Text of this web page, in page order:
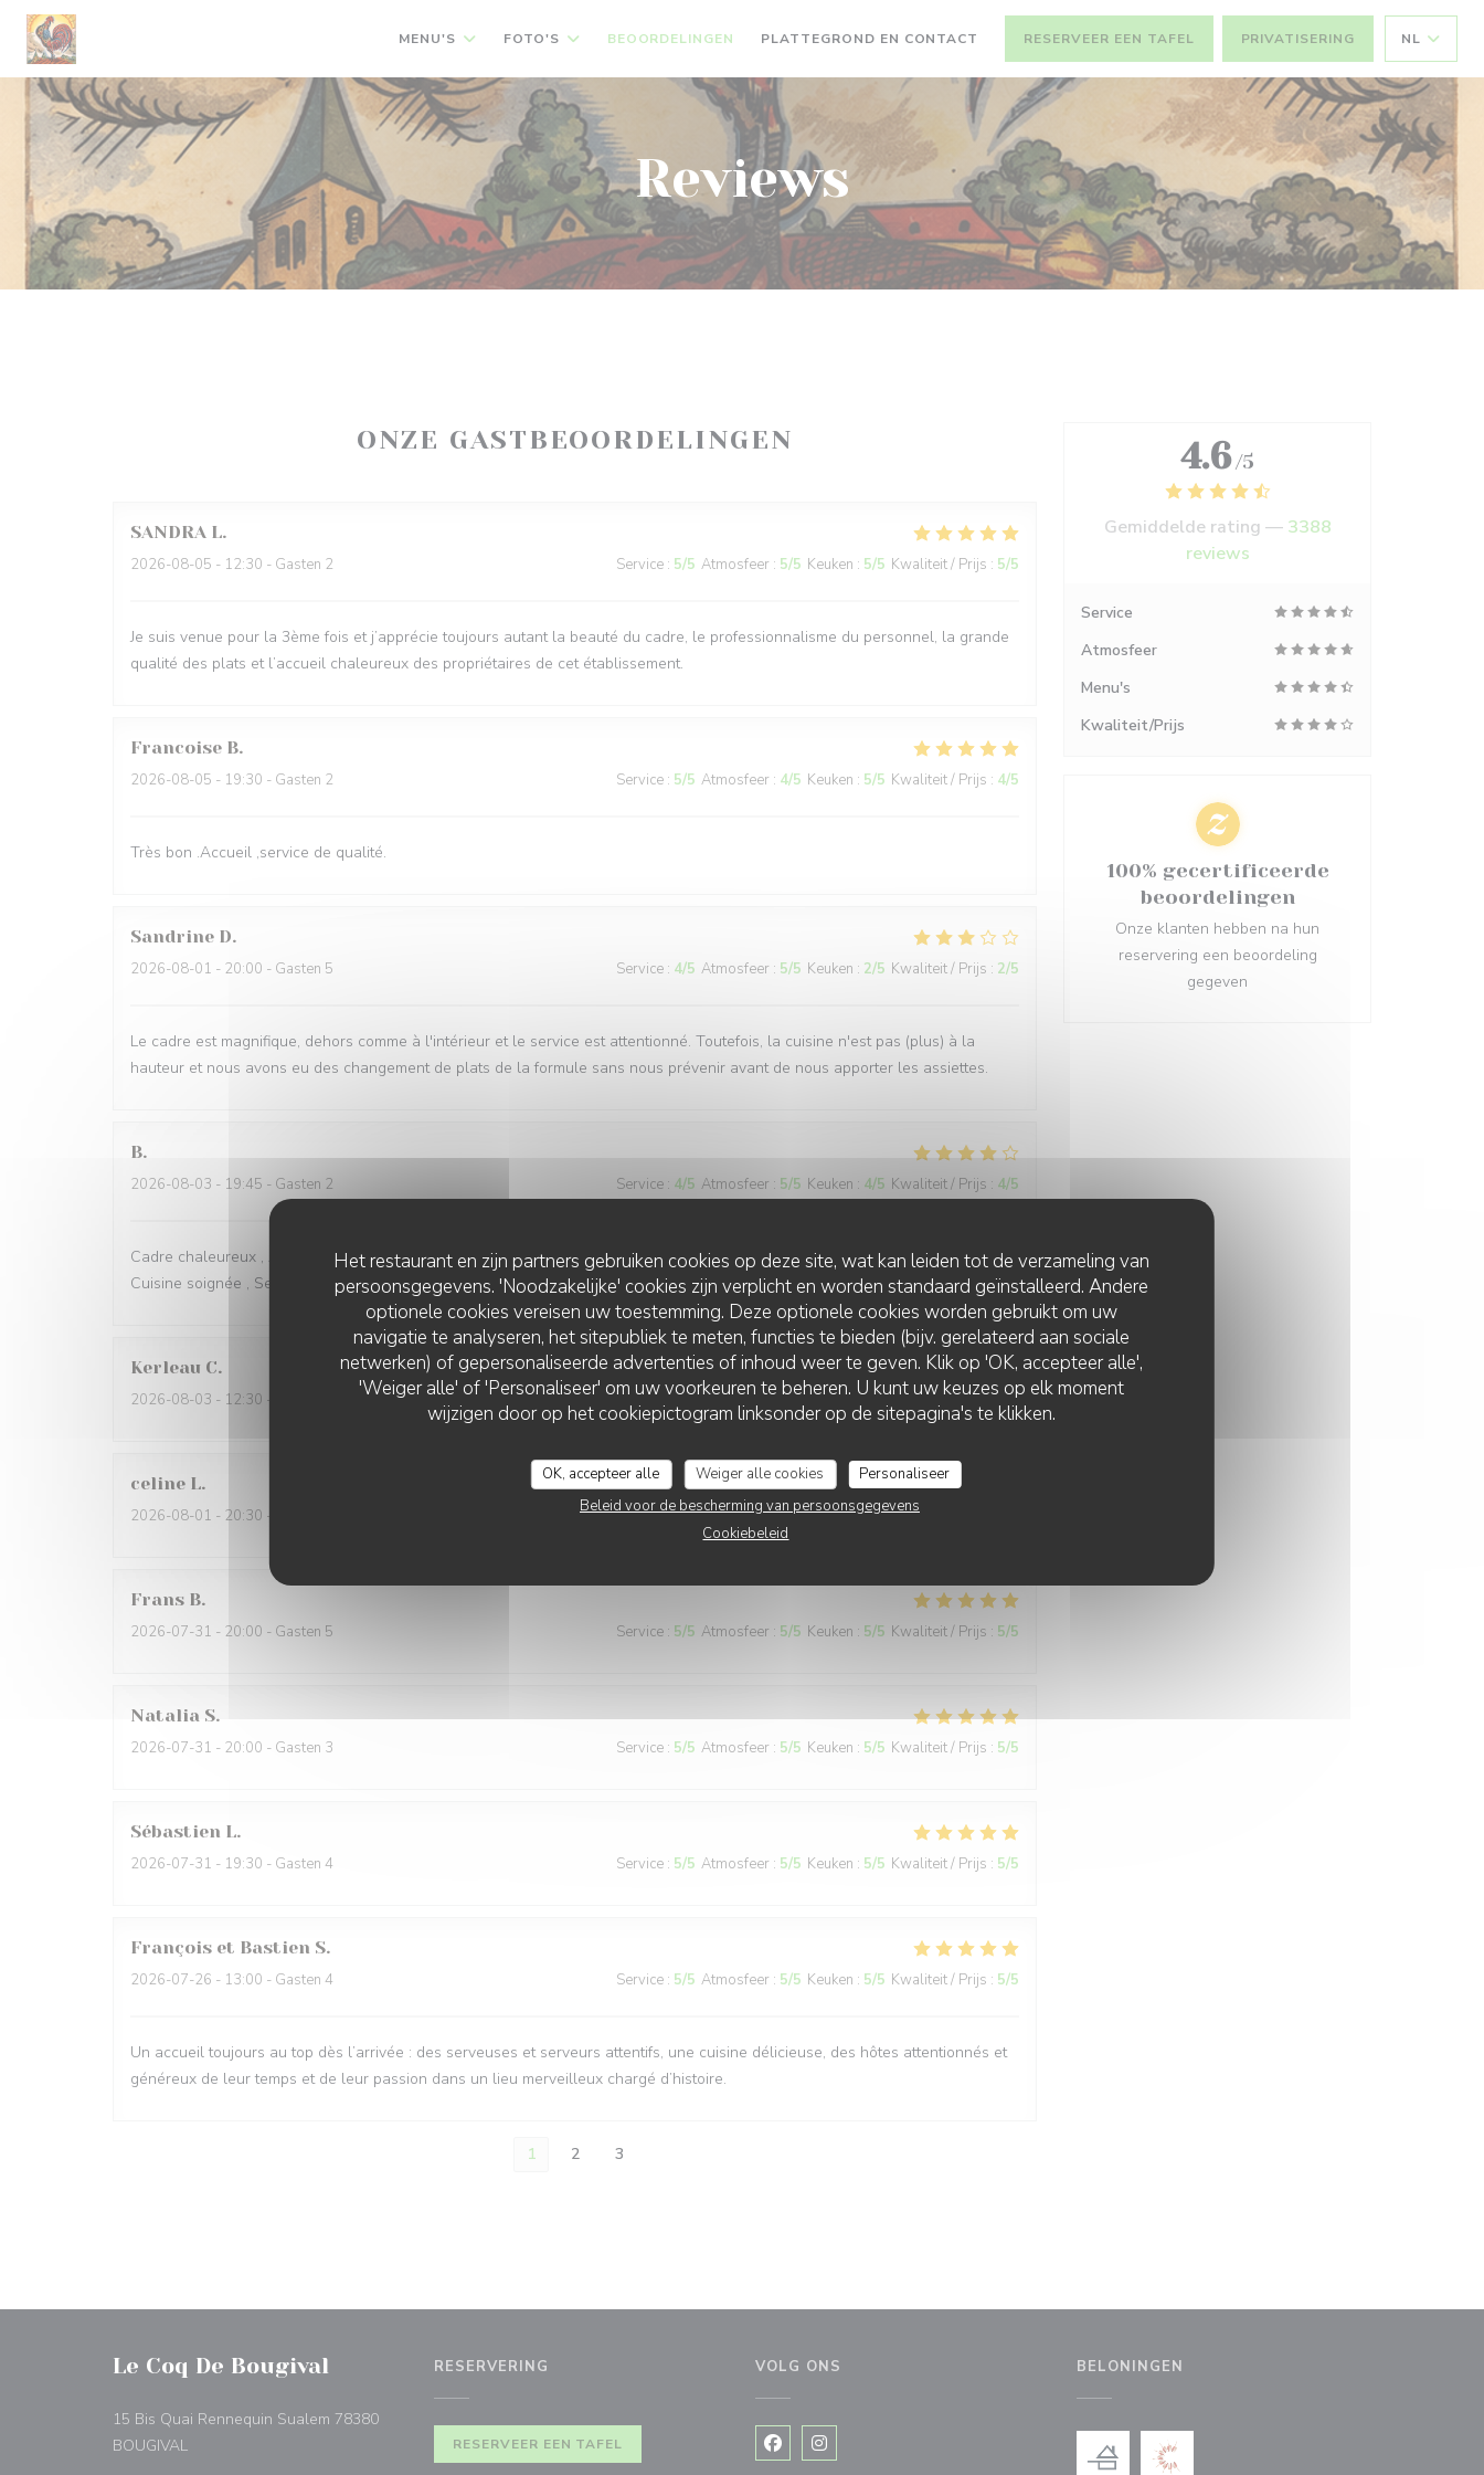
Cookies beheer paneel
Het restaurant en zijn partners gebruiken cookies op deze site, wat kan leiden tot de verzameling van
persoonsgegevens. 'Noodzakelijke' cookies zijn verplicht en worden standaard geïnstalleerd. Andere
optionele cookies vereisen uw toestemming. Deze optionele cookies worden gebruikt om uw
navigatie te analyseren, het sitepubliek te meten, functies te bieden (bijv. gerelateerd aan sociale
netwerken) of gepersonaliseerde advertenties of inhoud weer te geven. Klik op 'OK, accepteer alle',
'Weiger alle' of 'Personaliseer' om uw voorkeuren te beheren. U kunt uw keuzes op elk moment
wijzigen door op het cookiepictogram linksonder op de sitepagina's te klikken.
OK, accepteer alle Weiger alle cookies
Personaliseer
Beleid voor de bescherming van persoonsgegevens
Cookiebeleid
MENU'S FOTO'S BEOORDELINGEN PLATTEGROND EN CONTACT RESERVEER EEN TAFEL PRIVATISERING NL
Reviews
ONZE GASTBEOORDELINGEN
SANDRA L
2026-08-05 - 12:30 - Gasten 2 Service : 5/5 Atmosfeer : 5/5 Keuken : 5/5 Kwaliteit / Prijs : 5/5
Je suis venue pour la 3ème fois et j’apprécie toujours autant la beauté du cadre, le professionnalisme du personnel, la grande
qualité des plats et l’accueil chaleureux des propriétaires de cet établissement.
Francoise B
2026-08-05 - 19:30 - Gasten 2 Service : 5/5 Atmosfeer : 4/5 Keuken : 5/5 Kwaliteit / Prijs : 4/5
Très bon .Accueil ,service de qualité.
Sandrine D
2026-08-01 - 20:00 - Gasten 5 Service : 4/5 Atmosfeer : 5/5 Keuken : 2/5 Kwaliteit / Prijs : 2/5
Le cadre est magnifique, dehors comme à l'intérieur et le service est attentionné. Toutefois, la cuisine n'est pas (plus) à la
hauteur et nous avons eu des changement de plats de la formule sans nous prévenir avant de nous apporter les assiettes.
B
2026-08-03 - 19:45 - Gasten 2 Service : 4/5 Atmosfeer : 5/5 Keuken : 4/5 Kwaliteit / Prijs : 4/5
Cadre chaleureux , Accueil attentif , Carte et Menu attractifs pour tous les goûts , Carte des vins permettant un bon choix ,
Cuisine soignée , Service rapide , prix en rapport . Parking gratuit à proximité . Etions un couple : globalement très satisfaits .
Kerleau C
2026-08-03 - 12:30 - Gasten 5 Service : 4/5 Atmosfeer: 4/5 Keuken :4 /5 Kwaliteit / Prijs:4/5
celine L
2026-08-01 - 20:30 - Gasten 2 Service:5/5 Atmosfeer:5/5 Keuken: 5/5 Kwaliteit / Prijs
Frans B
2026-07-31 - 20:00 - Gasten 5 Service : 5/5 Atmosfeer : 5/5 Keuken : 5/5 Kwaliteit / Prijs : 5/5
Natalia S
2026-07-31 - 20:00 - Gasten 3 Service : 5/5 Atmosfeer : 5/5 Keuken : 5/5 Kwaliteit / Prijs : 5/5
Sébastien L
2026-07-31 - 19:30 - Gasten 4 Service : 5/5 Atmosfeer : 5/5 Keuken : 5/5 Kwaliteit / Prijs : 5/5
François et Bastien S
2026-07-26 - 13:00 - Gasten 4 Service : 5/5 Atmosfeer : 5/5 Keuken : 5/5 Kwaliteit / Prijs : 5/5
Un accueil toujours au top dès l’arrivée : des serveuses et serveurs attentifs, une cuisine délicieuse, des hôtes attentionnés et
généreux de leur temps et de leur passion dans un lieu merveilleux chargé d’histoire.
1 2 3
4.6 /5
Gemiddelde rating — 3388
reviews
Service
Atmosfeer
Menu's
Kwaliteit/Prijs
100% gecertificeerde
beoordelingen
Onze klanten hebben na hun
reservering een beoordeling
gegeven
Le Coq De Bougival
15 Bis Quai Rennequin Sualem 78380
BOUGIVAL((opent in een nieuw venster))
RESERVERING
RESERVEER EEN TAFEL
VOLG ONS
Facebook ((opent in een nieuw venster))
Instagram ((opent in een nieuw venster))
BELONINGEN